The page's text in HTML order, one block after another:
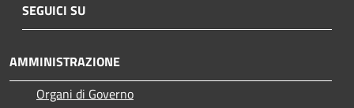
SEGUICI SU
AMMINISTRAZIONE
Organi di Governo